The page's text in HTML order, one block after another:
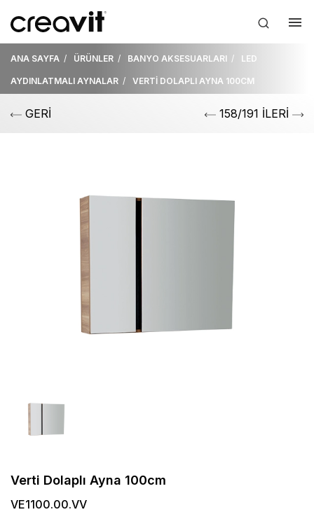
ANA SAYFA ÜRÜNLER BANYO AKSESUARLARI LED
AYDINLATMALI AYNALAR VERTİ DOLAPLI AYNA 100CM
GERİ 158/191 İLERİ
Verti Dolaplı Ayna 100cm
VE1100.00.VV